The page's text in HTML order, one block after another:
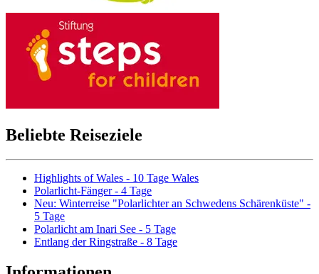
Beliebte Reiseziele
Highlights of Wales - 10 Tage Wales
Polarlicht-Fänger - 4 Tage
Neu: Winterreise "Polarlichter an Schwedens Schärenküste" -
5 Tage
Polarlicht am Inari See - 5 Tage
Entlang der Ringstraße - 8 Tage